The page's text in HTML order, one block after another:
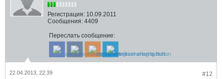
Регистрация: 10.09.2011
Сообщения: 4409
Переслать сообщение:
#12
22.04.2013, 22:39